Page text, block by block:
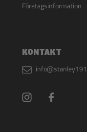
Företagsinformation
KONTAKT